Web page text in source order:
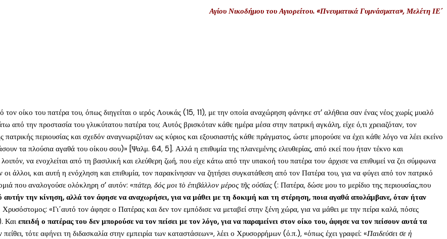
Αγίου Νικοδήμου του Αγιορείτου. «Πνευματικά Γυμνάσματα», Μελέτη ΙΕ΄
οίκο του πατέρα του, όπως διηγείται ο ιερός Λουκάς (15, 11), με την οποία αναχώρηση φάνηκε στ’ αλήθεια σαν ένας νέος χωρίς μυαλό
από την προστασία του γλυκύτατου πατέρα του; Αυτός βρισκόταν κάθε ημέρα μέσα στην πατρική αγκάλη, είχε ό,τι χρειαζόταν, τον
πατρικής περιουσίας και σχεδόν αναγνωριζόταν ως κύριος και εξουσιαστής κάθε πράγματος, ώστε μπορούσε να έχει κάθε λόγο να λέει εκείνο
τα πλούσια αγαθά του οίκου σου)» [Ψαλμ. 64, 5]. Αλλά η επιθυμία της πλανεμένης ελευθερίας, από εκεί που ήταν τέκνο και
να ενοχλείται από τη βασιλική και ελεύθερη ζωή, που είχε κάτω από την υπακοή του πατέρα του· άρχισε να επιθυμεί να ζει σύμφωνα
άλλοι, και αυτή η ενόχληση και επιθυμία, τον παρακίνησαν να ζητήσει συγκατάθεση από τον Πατέρα του, για να φύγει από τον πατρικό
που αναλογούσε ολόκληρη σ’ αυτόν: «πάτερ, δός μοι τὸ ἐπιβάλλον μέρος τῆς οὐσίας (: Πατέρα, δώσε μου το μερίδιο της περιουσίας,που
αυτήν την κίνηση, αλλά τον άφησε να αναχωρήσει, για να μάθει με τη δοκιμή και τη στέρηση, ποια αγαθά απολάμβανε, όταν ήταν
«Γι΄αυτό τον άφησε ο Πατέρας και δεν τον εμπόδισε να μεταβεί στην ξένη χώρα, για να μάθει με την πείρα καλά, πόσες
Καιεπειδή ο πατέρας του δεν μπορούσε να τον πείσει με τον λόγο, για να παραμείνει στον οίκο του, άφησε να τον πείσουν αυτά τα
τότε αφήνει τη διδασκαλία στην εμπειρία των καταστάσεων», λέει ο Χρυσορρήμων (ό.π.), «όπως έχει γραφεί: «Παιδεύσει σε ἡ